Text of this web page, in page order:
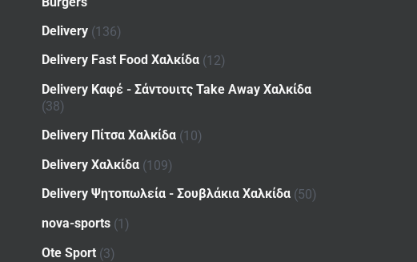
Delivery (136)
Delivery Fast Food Χαλκίδα (12)
Delivery Καφέ - Σάντουιτς Take Away Χαλκίδα
(38)
Delivery Πίτσα Χαλκίδα (10)
Delivery Χαλκίδα (109)
Delivery Ψητοπωλεία - Σουβλάκια Χαλκίδα (50)
nova-sports (1)
Ote Sport (3)